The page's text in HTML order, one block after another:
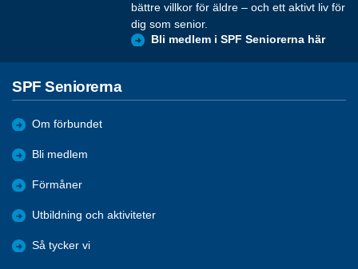
bättre villkor för äldre – och ett aktivt liv för
dig som senior.
Bli medlem i SPF Seniorerna här
SPF Seniorerna
Om förbundet
Bli medlem
Förmåner
Utbildning och aktiviteter
Så tycker vi